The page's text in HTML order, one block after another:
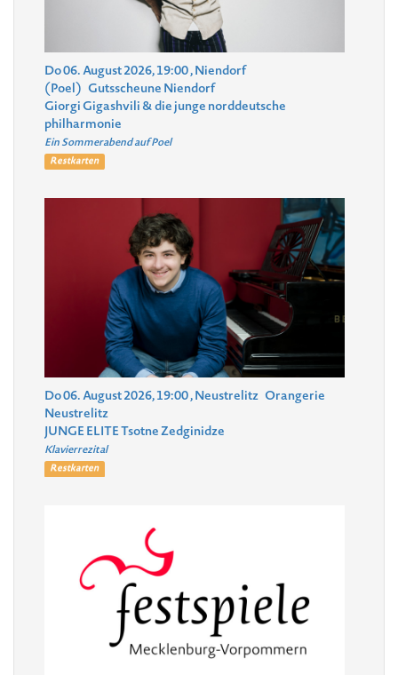
Do 06. August 2026, 19:00, Niendorf
(Poel) Gutsscheune Niendorf
Giorgi Gigashvili & die junge norddeutsche
philharmonie
Ein Sommerabend auf Poel
Restkarten
Do 06. August 2026, 19:00, Neustrelitz Orangerie
Neustrelitz
JUNGE ELITE Tsotne Zedginidze
Klavierrezital
Restkarten